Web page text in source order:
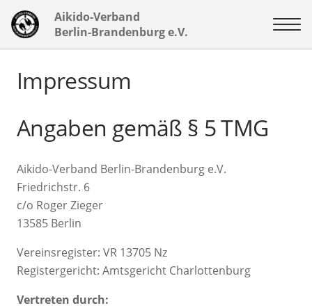
Aikido-Verband
Berlin-Brandenburg e.V.
Impressum
Angaben gemäß § 5 TMG
Aikido-Verband Berlin-Brandenburg e.V.
Friedrichstr. 6
c/o Roger Zieger
13585 Berlin
Vereinsregister: VR 13705 Nz
Registergericht: Amtsgericht Charlottenburg
Vertreten durch: